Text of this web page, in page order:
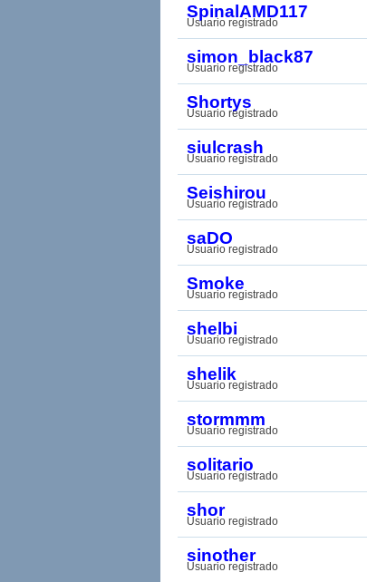
SpinalAMD117
Usuario registrado
simon_black87
Usuario registrado
Shortys
Usuario registrado
siulcrash
Usuario registrado
Seishirou
Usuario registrado
saDO
Usuario registrado
Smoke
Usuario registrado
shelbi
Usuario registrado
shelik
Usuario registrado
stormmm
Usuario registrado
solitario
Usuario registrado
shor
Usuario registrado
sinother
Usuario registrado